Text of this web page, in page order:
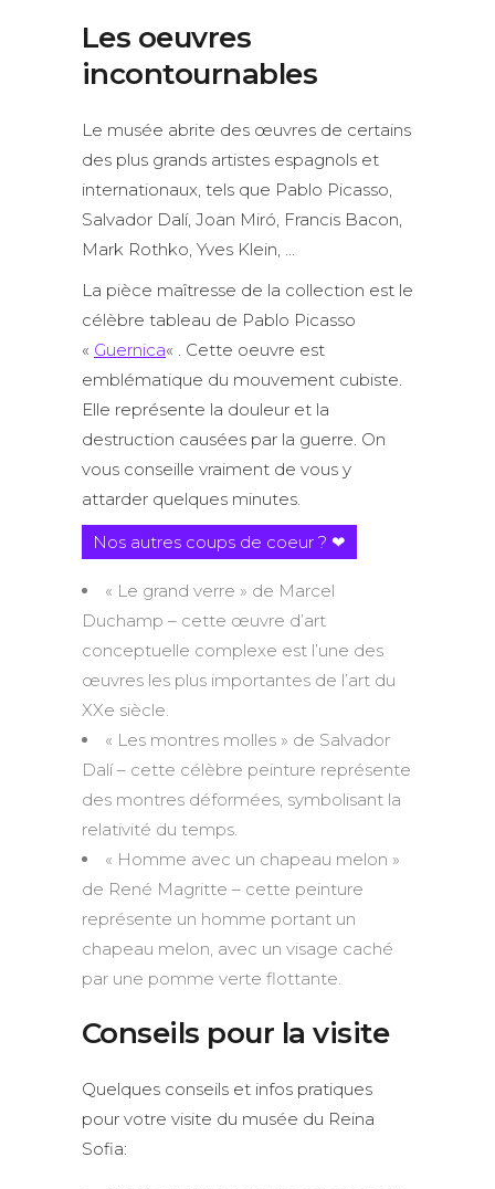
Les oeuvres
incontournables
Le musée abrite des œuvres de certains
des plus grands artistes espagnols et
internationaux, tels que Pablo Picasso,
Salvador Dalí, Joan Miró, Francis Bacon,
Mark Rothko, Yves Klein, …
La pièce maîtresse de la collection est le
célèbre tableau de Pablo Picasso
« Guernica« . Cette oeuvre est
emblématique du mouvement cubiste.
Elle représente la douleur et la
destruction causées par la guerre. On
vous conseille vraiment de vous y
attarder quelques minutes.
Nos autres coups de coeur ? ❤
« Le grand verre » de Marcel
Duchamp – cette œuvre d’art
conceptuelle complexe est l’une des
œuvres les plus importantes de l’art du
XXe siècle.
« Les montres molles » de Salvador
Dalí – cette célèbre peinture représente
des montres déformées, symbolisant la
relativité du temps.
« Homme avec un chapeau melon »
de René Magritte – cette peinture
représente un homme portant un
chapeau melon, avec un visage caché
par une pomme verte flottante.
Conseils pour la visite
Quelques conseils et infos pratiques
pour votre visite du musée du Reina
Sofia: